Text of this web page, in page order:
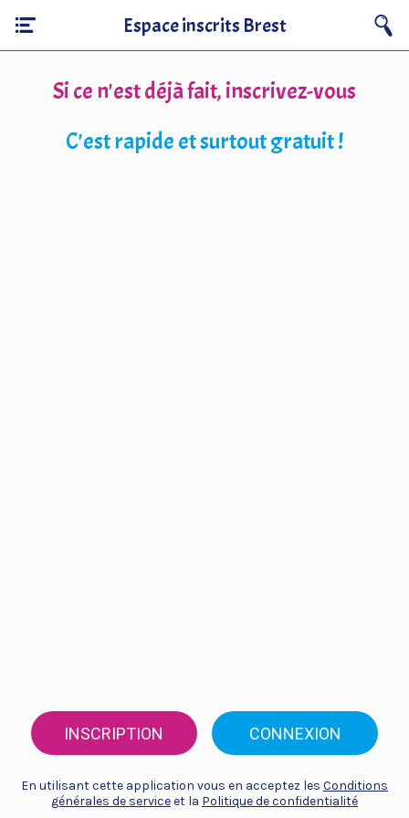
Espace inscrits Brest
Si ce n'est déjà fait, inscrivez-vous
C'est rapide et surtout gratuit !
INSCRIPTION CONNEXION
En utilisant cette application vous en acceptez les Conditions
générales de serviceet la Politique de confidentialité